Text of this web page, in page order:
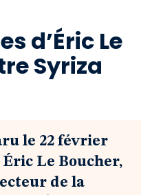
d’Éric Le
Syriza
le 22 février
Le Boucher,
de la